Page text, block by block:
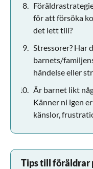
för att försöka
det lett till?
Stressorer? Har
barnets/
händelse eller
Är barnet likt
Känner ni igen
känslor,
Tips till föräldrar